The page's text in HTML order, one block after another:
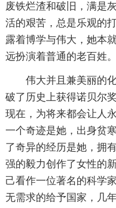
废铁烂渣和破旧，满是
活的艰苦，总是乐观的
露着博学与伟大，她本
远扮演着普通的老百姓。
伟大并且兼美丽的
破了历史上获得诺贝尔
现在，为将来都会让人
一个奇迹是她，出身贫
了奇异的经历是她，拥
强的毅力创作了女性的
己看作一位著名的科学
无需求的给予国家，几